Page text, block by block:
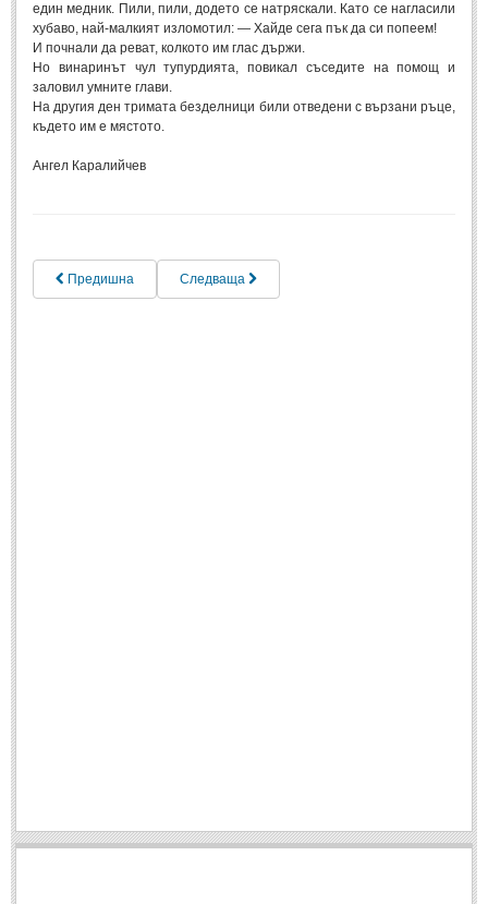
един медник. Пили, пили, додето се натряскали. Като се нагласили
хубаво, най-малкият изломотил: — Хайде сега пък да си попеем!
И почнали да реват, колкото им глас държи.
Но винаринът чул тупурдията, повикал съседите на помощ и
заловил умните глави.
На другия ден тримата безделници били отведени с вързани ръце,
където им е мястото.
Ангел Каралийчев
Предишна Следваща